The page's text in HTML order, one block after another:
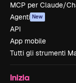
MCP per Claude/
Agenti New
API
App mobile
Tutti gli strumenti
Inizia